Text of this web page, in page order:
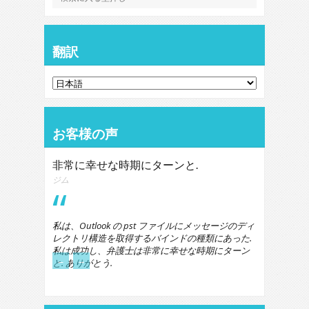
翻訳
お客様の声
非常に幸せな時期にターンと.
ジム
私は、Outlook の pst ファイルにメッセージのディ
レクトリ構造を取得するバインドの種類にあった.
私は成功し、弁護士は非常に幸せな時期にターン
と. ありがとう.
← →